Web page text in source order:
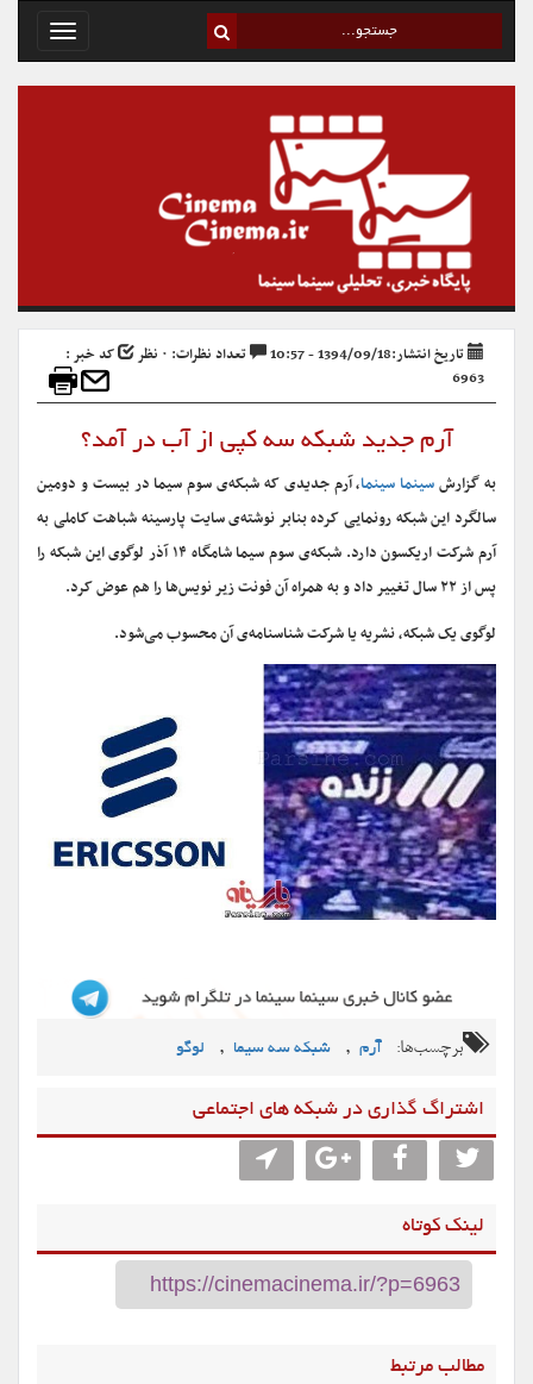
Toggle
تاریخ انتشار:1394/09/18 - 10:57 تعداد نظرات: ۰ نظر
کد خبر :
6963
آرم جدید شبکه‌ سه کپی از آب در آمد؟
به گزارشسینما سینما، آرم جدیدی که شبکه‌ی سوم سیما در بیست و دومین
سالگرد این شبکه رونمایی کرده بنابر نوشته‌ی سایت پارسینه شباهت کاملی به
آرم شرکت اریکسون دارد.
شبکه‌ی سوم سیما شامگاه ۱۴ آذر لوگوی این شبکه‌ را
پس از ۲۲ سال تغییر داد و به همراه آن فونت زیر نویس‌ها را هم عوض کرد.
لوگوی یک شبکه، نشریه یا شرکت شناسنامه‌ی آن محسوب می‌شود.
برچسب‌ها: آرم , شبکه سه سیما , لوگو
اشتراگ گذاری در شبکه های اجتماعی
لینک کوتاه
مطالب مرتبط